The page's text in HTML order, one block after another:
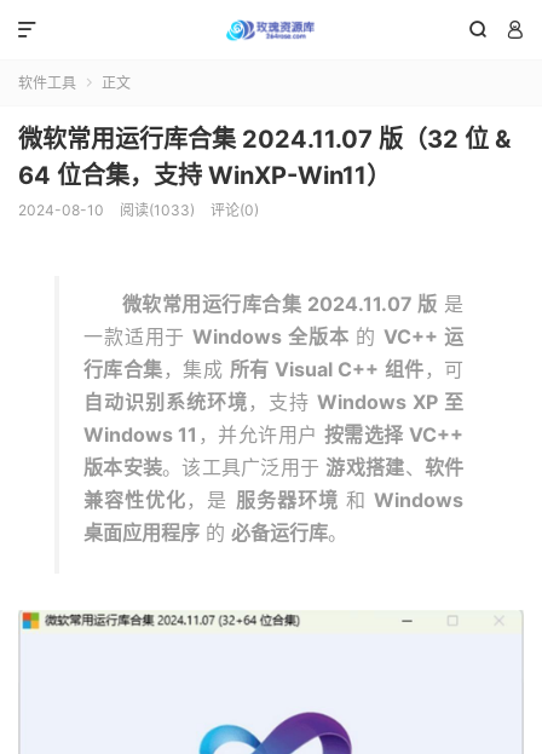
 

软件工具  正文
微软常用运行库合集 2024.11.07 版（32 位 &
64 位合集，支持 WinXP-Win11）
2024-08-10 阅读(1033) 评论(0)
微软常用运行库合集 2024.11.07 版 是
一款适用于Windows 全版本 的VC++ 运
行库合集 ，集成 所有 Visual C++ 组件 ，可
自动识别系统环境 ，支持 Windows XP 至
Windows 11 ，并允许用户 按需选择 VC++
版本安装。该工具广泛用于 游戏搭建、 软件
兼容性优化 ，是 服务器环境 和 Windows
桌面应用程序 的 必备运行库。